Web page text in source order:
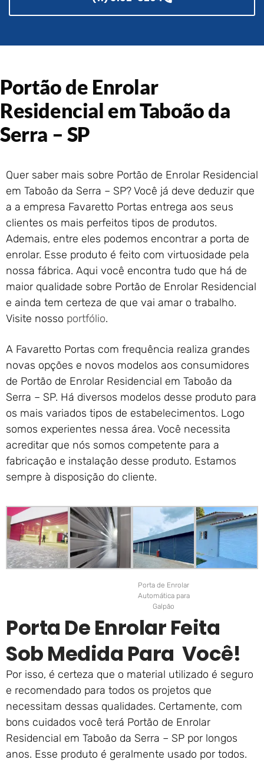
Portão de Garagem de
Enrolar em Petrópolis – RJ
Portão de Garagem de
Enrolar em Paraty – RJ
Enrolar em Nova Friburgo –
RJ
Portão de Enrolar
Residencial em Taboão da
Serra – SP
Quer saber mais sobre Portão de Enrolar Residencial
em Taboão da Serra – SP? Você já deve deduzir que
a a empresa Favaretto Portas entrega aos seus
clientes os mais perfeitos tipos de produtos.
Ademais, entre eles podemos encontrar a porta de
enrolar. Esse produto é feito com virtuosidade pela
nossa fábrica. Aqui você encontra tudo que há de
maior qualidade sobre Portão de Enrolar Residencial
e ainda tem certeza de que vai amar o trabalho.
Visite nosso portfólio.
A Favaretto Portas com frequência realiza grandes
novas opções e novos modelos aos consumidores
de Portão de Enrolar Residencial em Taboão da
Serra – SP. Há diversos modelos desse produto para
os mais variados tipos de estabelecimentos. Logo
somos experientes nessa área. Você necessita
acreditar que nós somos competente para a
fabricação e instalação desse produto. Estamos
sempre à disposição do cliente.
Porta de Enrolar
Automática para
Galpão
Porta De Enrolar Feita
Sob Medida Para Você!
Por isso, é certeza que o material utilizado é seguro
e recomendado para todos os projetos que
necessitam dessas qualidades. Certamente, com
bons cuidados você terá Portão de Enrolar
Residencial em Taboão da Serra – SP por longos
anos. Esse produto é geralmente usado por todos.